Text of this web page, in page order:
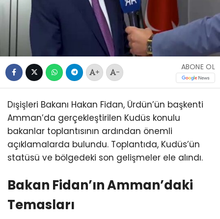
+ -
ABONE OL
Dışişleri Bakanı Hakan Fidan, Ürdün’ün başkenti
Amman’da gerçekleştirilen Kudüs konulu
bakanlar toplantısının ardından önemli
açıklamalarda bulundu. Toplantıda, Kudüs’ün
statüsü ve bölgedeki son gelişmeler ele alındı.
Bakan Fidan’ın Amman’daki
Temasları